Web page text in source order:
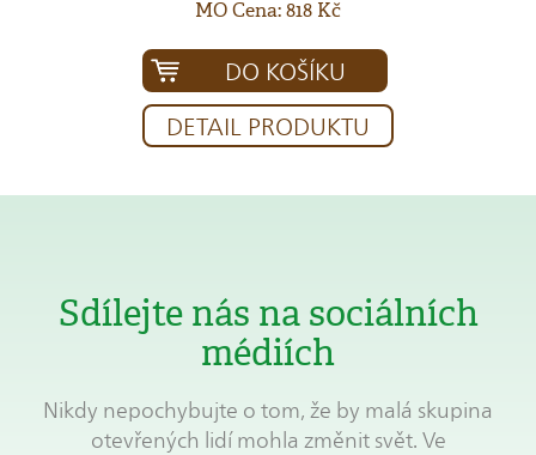
MO Cena: 818 Kč
DO KOŠÍKU
DETAIL PRODUKTU
Sdílejte nás na sociálních
médiích
Nikdy nepochybujte o tom, že by malá skupina
otevřených lidí mohla změnit svět. Ve